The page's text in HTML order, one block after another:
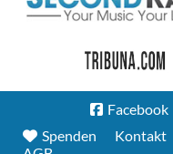
Facebook
Spenden
Kontakt